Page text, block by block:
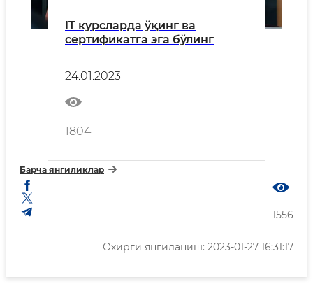
IT курсларда ўқинг ва
сертификатга эга бўлинг
24.01.2023
1804
Барча янгиликлар
1556
Охирги янгиланиш: 2023-01-27 16:31:17